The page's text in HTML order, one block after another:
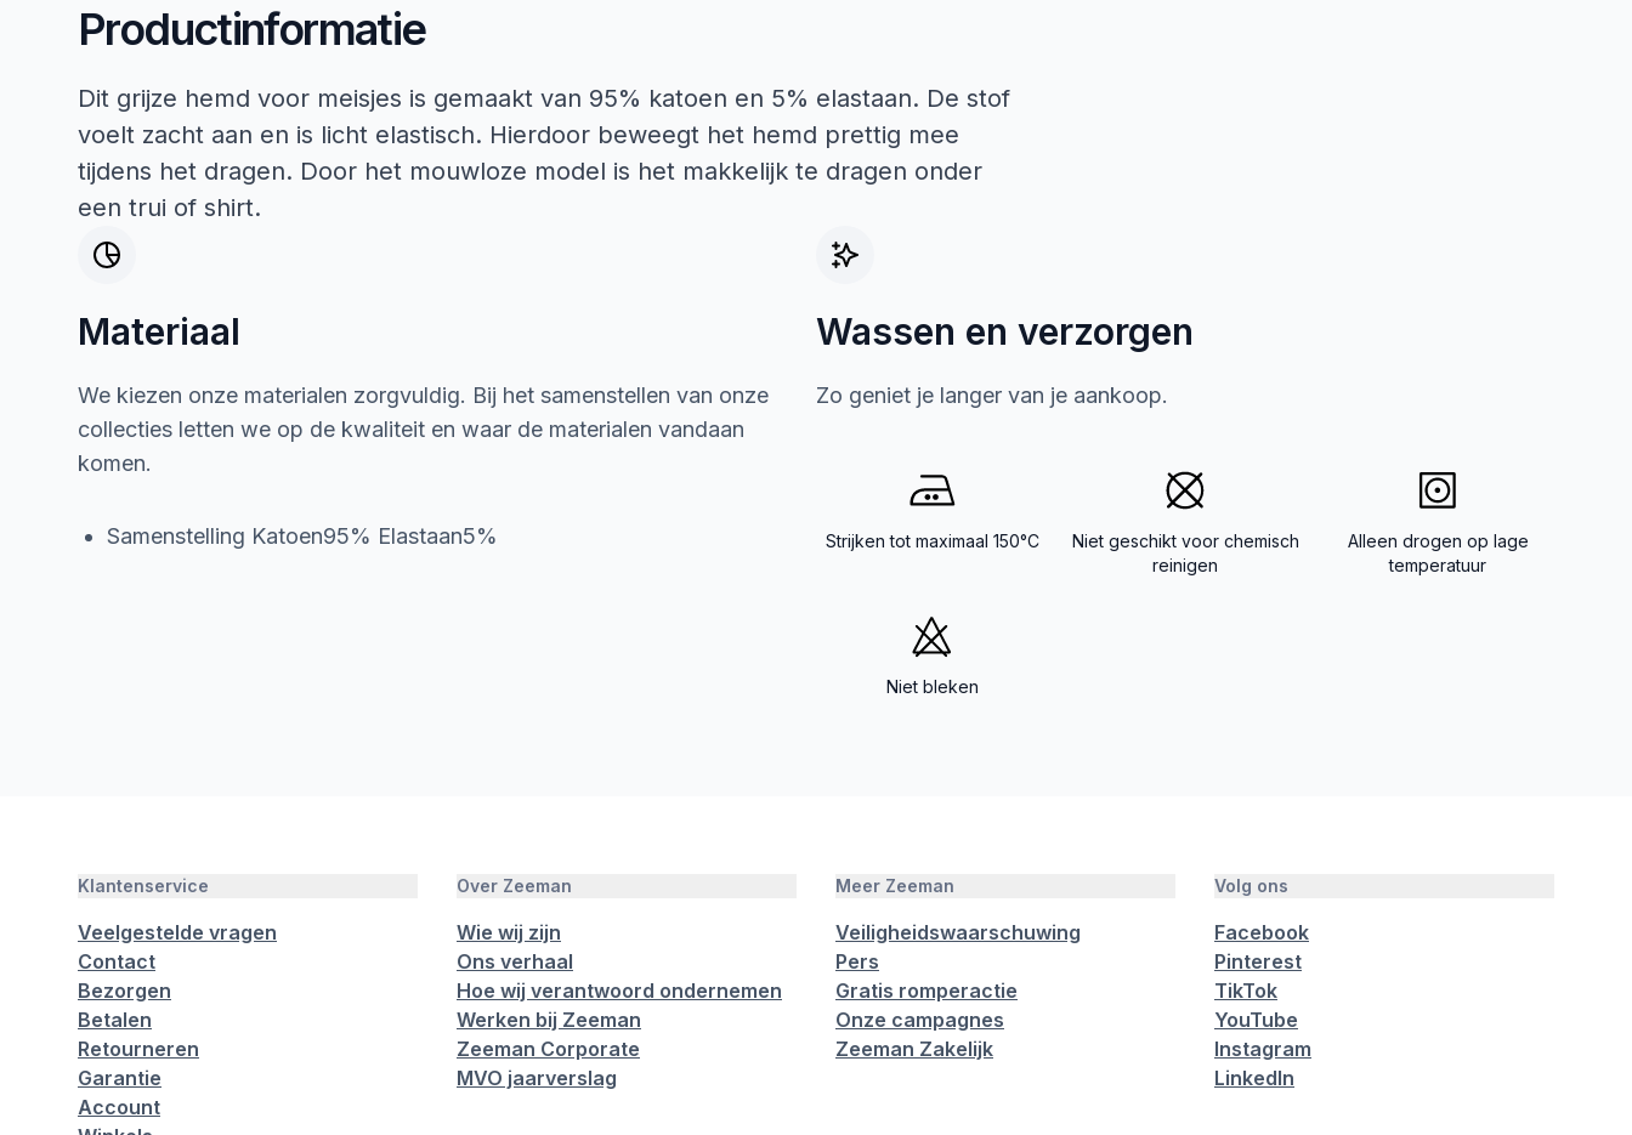
Productinformatie
Dit grijze hemd voor meisjes is gemaakt van 95% katoen en 5% elastaan. De stof
voelt zacht aan en is licht elastisch. Hierdoor beweegt het hemd prettig mee
tijdens het dragen. Door het mouwloze model is het makkelijk te dragen onder
een trui of shirt.
Materiaal
We kiezen onze materialen zorgvuldig. Bij het samenstellen van onze
collecties letten we op de kwaliteit en waar de materialen vandaan
komen.
Samenstelling Katoen95% Elastaan5%
Wassen en verzorgen
Zo geniet je langer van je aankoop.
Strijken tot maximaal 150°C
Niet geschikt voor chemisch
reinigen
Alleen drogen op lage
temperatuur
Niet bleken
Klantenservice
Veelgestelde vragen
Contact
Bezorgen
Betalen
Retourneren
Garantie
Account
Over Zeeman
Wie wij zijn
Ons verhaal
Hoe wij verantwoord ondernemen
Werken bij Zeeman
Zeeman Corporate
MVO jaarverslag
Meer Zeeman
Veiligheidswaarschuwing
Pers
Gratis romperactie
Onze campagnes
Zeeman Zakelijk
Volg ons
Facebook
Pinterest
TikTok
YouTube
Instagram
LinkedIn